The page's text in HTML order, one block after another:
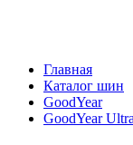
Главная
Каталог шин
GoodYear
GoodYear